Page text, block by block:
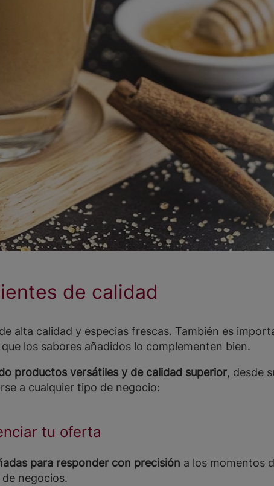
de calidad
alta calidad y especias frescas. También es
los sabores añadidos lo complementen bien.
productos versátiles y de calidad superior, desde
a cualquier tipo de negocio:
tu oferta
para responder con precisión a los momentos
negocios.